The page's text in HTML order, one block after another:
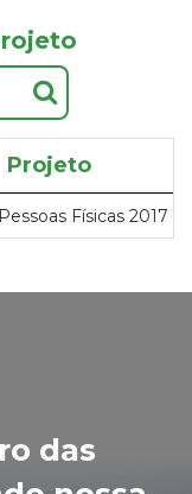
Projeto
Pessoas Físicas 2017
das